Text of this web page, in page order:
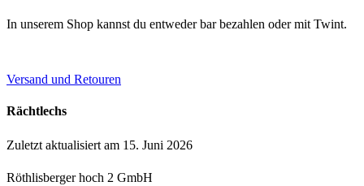
In unserem Shop kannst du entweder bar bezahlen oder mit Twint.
Versand und Retouren
Rächtlechs
Zuletzt aktualisiert am 15. Juni 2026
Röthlisberger hoch 2 GmbH